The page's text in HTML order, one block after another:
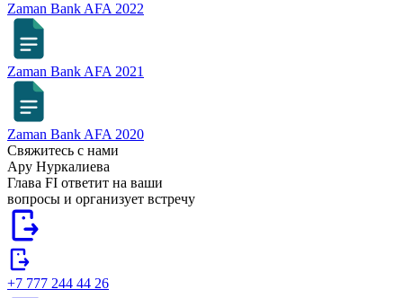
Zaman Bank AFA 2022
Zaman Bank AFA 2021
Zaman Bank AFA 2020
Свяжитесь с нами
Ару Нуркалиева
Глава FI ответит на ваши
вопросы и организует встречу
+7 777 244 44 26